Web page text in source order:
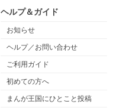
ヘルプ＆ガイド
お知らせ
ヘルプ／お問い合わせ
ご利用ガイド
初めての方へ
まんが王国にひとこと投稿